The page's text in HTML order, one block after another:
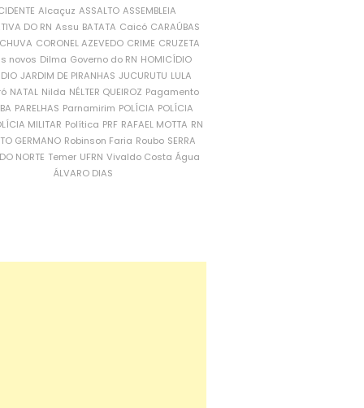
Alcaçuz ASSALTO ASSEMBLEIA
DO RN Assu BATATA Caicó CARAÚBAS
CORONEL AZEVEDO CRIME CRUZETA
novos Dilma Governo do RN HOMICÍDIO
JARDIM DE PIRANHAS JUCURUTU LULA
NATAL Nilda NÉLTER QUEIROZ Pagamento
PARELHAS Parnamirim POLÍCIA POLÍCIA
MILITAR Política PRF RAFAEL MOTTA RN
GERMANO Robinson Faria Roubo SERRA
NORTE Temer UFRN Vivaldo Costa Água
ÁLVARO DIAS